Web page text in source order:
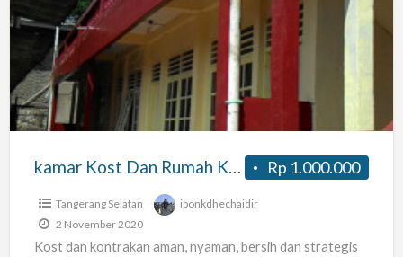
Dan
Rumah
Kontrakan
Ciputat
Rp 1.000.000
kamar Kost Dan Rumah Kontrakan Ciputat
Tangerang Selatan
iponkdhechaidir
2 November 2020
Kost dan kontrakan aman, nyaman, bersih dan strategis